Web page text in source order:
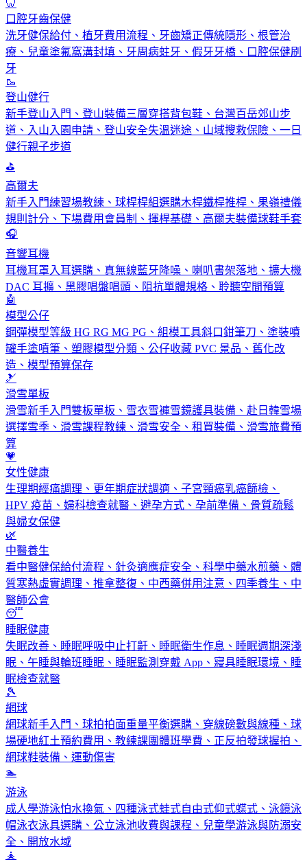
🦷
口腔牙齒保健
洗牙健保給付、植牙費用流程、牙齒矯正傳統隱形、根管治
療、兒童塗氟窩溝封填、牙周病蛀牙、假牙牙橋、口腔保健刷
牙
🥾
登山健行
新手登山入門、登山裝備三層穿搭背包鞋、台灣百岳郊山步
道、入山入園申請、登山安全失溫迷途、山域搜救保險、一日
健行親子步道
⛳
高爾夫
新手入門練習場教練、球桿桿組選購木桿鐵桿推桿、果嶺禮儀
規則計分、下場費用會員制、揮桿基礎、高爾夫裝備球鞋手套
🎧
音響耳機
耳機耳罩入耳選購、真無線藍牙降噪、喇叭書架落地、擴大機
DAC 耳擴、黑膠唱盤唱頭、阻抗單體規格、聆聽空間預算
🤖
模型公仔
鋼彈模型等級 HG RG MG PG、組模工具斜口鉗筆刀、塗裝噴
罐手塗噴筆、塑膠模型分類、公仔收藏 PVC 景品、舊化改
造、模型預算保存
🎿
滑雪單板
滑雪新手入門雙板單板、雪衣雪褲雪鏡護具裝備、赴日韓雪場
選擇雪季、滑雪課程教練、滑雪安全、租買裝備、滑雪旅費預
算
💗
女性健康
生理期經痛調理、更年期症狀調適、子宮頸癌乳癌篩檢、
HPV 疫苗、婦科檢查就醫、避孕方式、孕前準備、骨質疏鬆
與婦女保健
🌿
中醫養生
看中醫健保給付流程、針灸適應症安全、科學中藥水煎藥、體
質寒熱虛實調理、推拿整復、中西藥併用注意、四季養生、中
醫師公會
😴
睡眠健康
失眠改善、睡眠呼吸中止打鼾、睡眠衛生作息、睡眠週期深淺
眠、午睡與輪班睡眠、睡眠監測穿戴 App、寢具睡眠環境、睡
眠檢查就醫
🎾
網球
網球新手入門、球拍拍面重量平衡選購、穿線磅數與線種、球
場硬地紅土預約費用、教練課團體班學費、正反拍發球握拍、
網球鞋裝備、運動傷害
🏊
游泳
成人學游泳怕水換氣、四種泳式蛙式自由式仰式蝶式、泳鏡泳
帽泳衣泳具選購、公立泳池收費與課程、兒童學游泳與防溺安
全、開放水域
🧘